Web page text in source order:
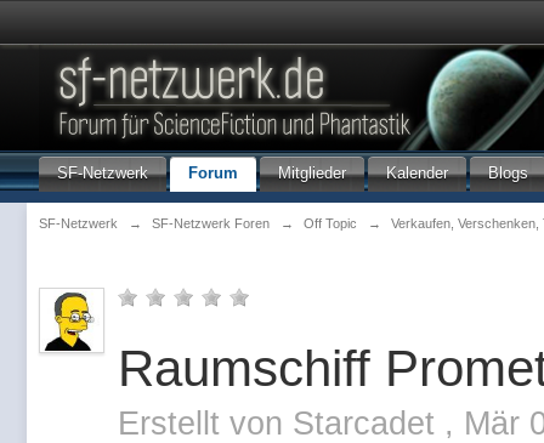
SF-Netzwerk Forum Mitglieder Kalender Blogs
SF-Netzwerk → SF-Netzwerk Foren → Off Topic → Verkaufen, Verschenken,
Raumschiff
Erstellt von Starcadet , Mär